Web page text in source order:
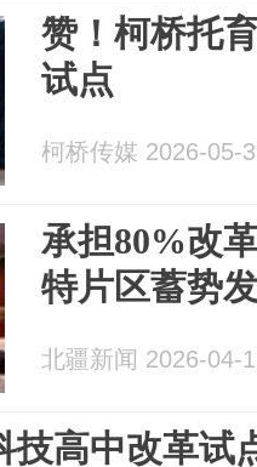
赞！柯桥托
试点
柯桥传媒 2026-05-
承担80%改
特片区蓄势
北疆新闻 2026-04-
技高中改革试